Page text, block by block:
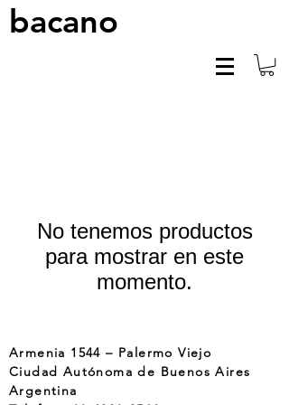
bacano
No tenemos productos
para mostrar en este
momento.
Armenia 1544 – Palermo Viejo
Ciudad Autónoma de Buenos Aires
Argentina